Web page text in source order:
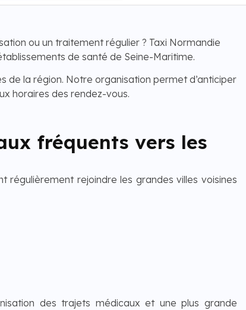
ou un traitement régulier ? Taxi Normandie
de santé de Seine-Maritime.
la région. Notre organisation permet d’anticiper
horaires des rendez-vous.
fréquents vers les
rejoindre les grandes villes voisines
des trajets médicaux et une plus grande